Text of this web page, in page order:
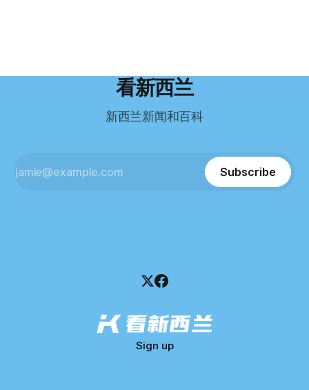
所需的英语门槛。 De Guzman选择了另一项考试——
Pearson Test of English，最终成绩是45分，而申请要求是58
纽币，员工索赔金额仍在核算中。 整体债务规模，已经逼近
这导致公司财务记录尚未完全掌握，资产处置是否合理仍待核
在核查资产出售是否符合市
看新西兰
新西兰新闻和百科
Subscribe
Sign up